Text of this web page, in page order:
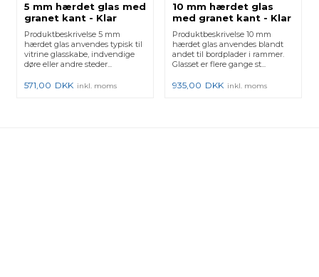
5 mm hærdet glas med
granet kant - Klar
Produktbeskrivelse 5 mm
hærdet glas anvendes typisk til
vitrine glasskabe, indvendige
døre eller andre steder...
571,00 DKK inkl. moms
10 mm hærdet glas
med granet kant - Klar
Produktbeskrivelse 10 mm
hærdet glas anvendes blandt
andet til bordplader i rammer.
Glasset er flere gange st...
935,00 DKK inkl. moms